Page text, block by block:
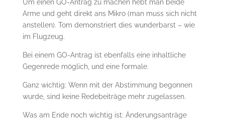
Um einen GO-Antrag zu machen hebt man beide
Arme und geht direkt ans Mikro (man muss sich nicht
anstellen). Tom demonstriert dies wunderbarst – wie
im Flugzeug.
Bei einem GO-Antrag ist ebenfalls eine inhaltliche
Gegenrede möglich, und eine formale.
Ganz wichtig: Wenn mit der Abstimmung begonnen
wurde, sind keine Redebeiträge mehr zugelassen.
Was am Ende noch wichtig ist: Änderungsanträge